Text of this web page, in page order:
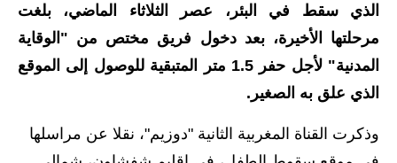
الاخبار الامنية
الاخبار الاقتصادية
المدارس
الذي سقط في البئر، عصر الثلاثاء الماضي، بلغت
مرحلتها الأخيرة، بعد دخول فريق مختص من "الوقاية
المدنية" لأجل حفر 1.5 متر المتبقية للوصول إلى الموقع
الذي علق به الصغير.
وذكرت القناة المغربية الثانية "دوزيم"، نقلا عن مراسلها